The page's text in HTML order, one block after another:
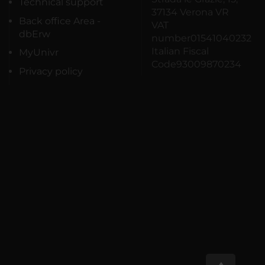
Back office Area -
dbErw
MyUnivr
Privacy policy
37134 Verona VR
VAT
number01541040232
Italian Fiscal
Code93009870234